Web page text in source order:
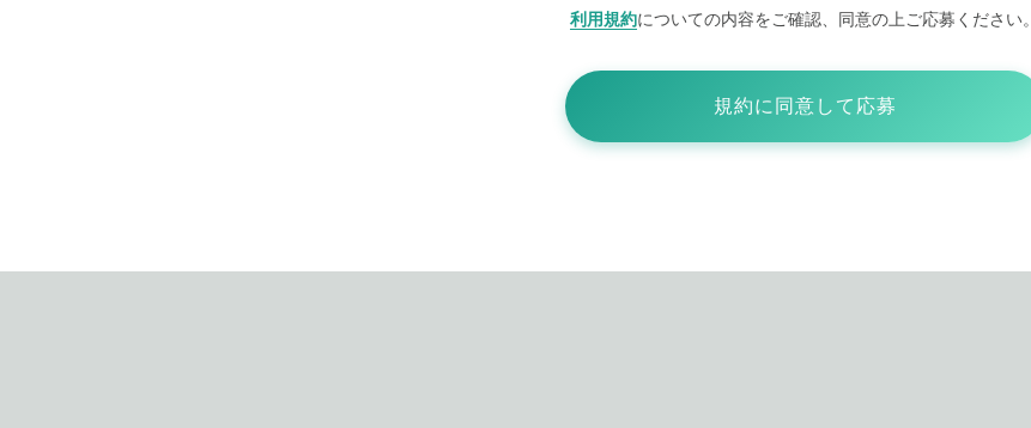
利用規約についての内容をご確認、同意の上ご応募ください。
規約に同意して応募